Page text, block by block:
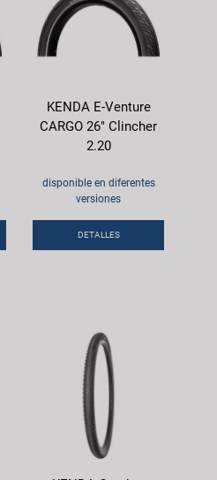
KENDA E-Venture
CARGO 26" Clincher
2.20
disponible en diferentes
versiones
DETALLES